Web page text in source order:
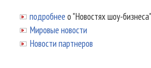
подробнее о "Новостях шоу-бизнеса"
Мировые новости
Новости партнеров